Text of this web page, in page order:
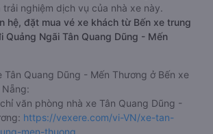
nghiệm dịch vụ của nhà xe này.
hệ, đặt mua vé xe khách từ Bến xe trung
Quảng Ngãi Tân Quang Dũng - Mến
Tân Quang Dũng - Mến Thương ở Bến xe
văn phòng nhà xe Tân Quang Dũng -
https://vexere.com/vi-VN/xe-tan-
men-thuong